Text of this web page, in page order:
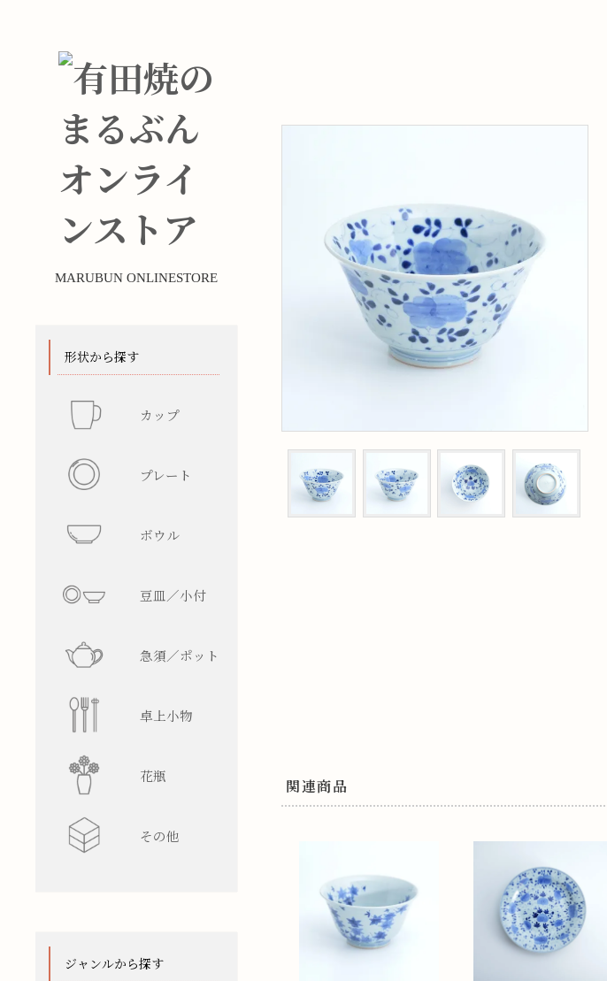
MARUBUN ONLINESTORE
関連商品
形状から探す
カップ
マグカップ
プレート 丸型
ボウル
豆皿／小付
急須／ポット
卓上小物
箸/カトラリー
スタンド
花瓶
花瓶
その他
陶箱
てぬぐい
ジャンルから探す